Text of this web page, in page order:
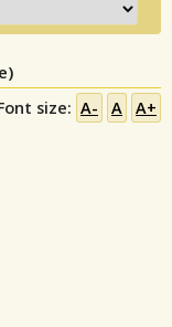
size: A- A A+